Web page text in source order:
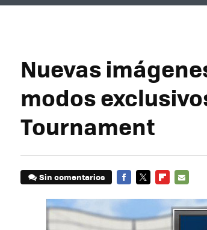
Nuevas
modos
Tournament
Sin comentarios
MAIL